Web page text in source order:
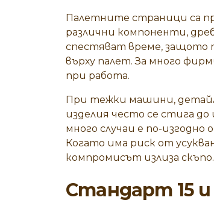
Палетните страници са
различни компоненти,
спестяват време, защото
върху палет. За много
при работа.
При тежки машини,
изделия често се стига
много случаи е по-
Когато има риск от
компромисът излиза скъпо.
Стандарт 15